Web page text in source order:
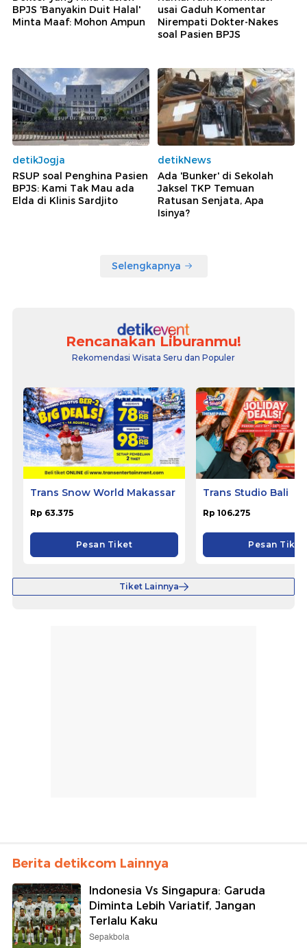
BPJS 'Banyakin Duit Halal'
Minta Maaf: Mohon Ampun
usai Gaduh Komentar
Nirempati Dokter-Nakes
soal Pasien BPJS
detikJogja
RSUP soal Penghina Pasien
BPJS: Kami Tak Mau ada
Elda di Klinis Sardjito
detikNews
Ada 'Bunker' di Sekolah
Jaksel TKP Temuan
Ratusan Senjata, Apa
Isinya?
Selengkapnya
Rencanakan Liburanmu!
Rekomendasi Wisata Seru dan Populer
Trans Snow World Makassar
Rp 63.375
Pesan Tiket
Trans Studio Bali
Rp 106.275
Pesan Tiket
Tiket Lainnya
Berita detikcom Lainnya
Indonesia Vs Singapura: Garuda
Diminta Lebih Variatif, Jangan
Terlalu Kaku
Sepakbola